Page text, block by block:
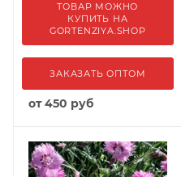
ТОВАР МОЖНО
КУПИТЬ НА
GORTENZIYA.SHOP
ЗАКАЗАТЬ ОПТОМ
от450 руб